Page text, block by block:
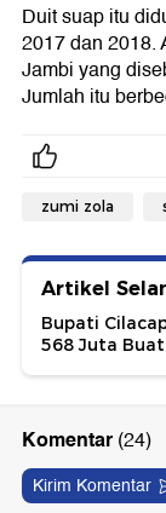
Duit suap itu
2017 dan 2018.
Jambi yang
Jumlah itu
zumi zola
Artikel
Bupati
568 Juta Buat